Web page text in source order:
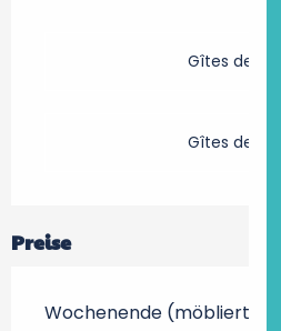
Gîtes de
Gîtes de
Preise
Wochenende (möbliert)